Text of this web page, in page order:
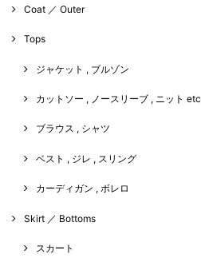
Coat ／ Outer
Tops
ジャケット , ブルゾン
カットソー , ノースリーブ , ニット etc
ブラウス , シャツ
ベスト , ジレ , スリング
カーディガン , ボレロ
Skirt ／ Bottoms
スカート